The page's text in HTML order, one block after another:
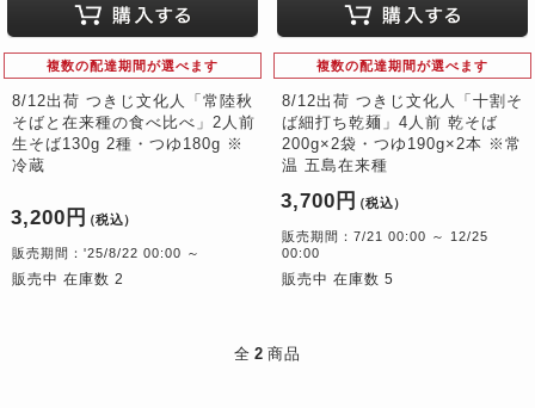
複数の配達期間が選べます
8/12出荷 つきじ文化人「常陸秋
そばと在来種の食べ比べ」2人前
生そば130g 2種・つゆ180g ※
冷蔵
3,200円 （税込）
販売期間：'25/8/22 00:00 ～
販売中 在庫数 2
複数の配達期間が選べます
8/12出荷 つきじ文化人「十割そ
ば細打ち乾麺」4人前 乾そば
200g×2袋・つゆ190g×2本 ※常
温 五島在来種
3,700円 （税込）
販売期間：7/21 00:00 ～ 12/25
00:00
販売中 在庫数 5
全 2 商品